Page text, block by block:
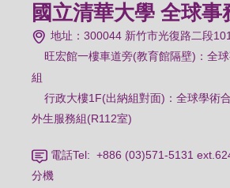
國立清華大學 全球事
地址：300044 新竹市光復路二段
旺宏館一樓車道旁(教育館隔壁)：全
組
行政大樓1F(出納組對面)：全球學術
外生服務組(R112室)
電話Tel: +886 (03)571-5131
分機